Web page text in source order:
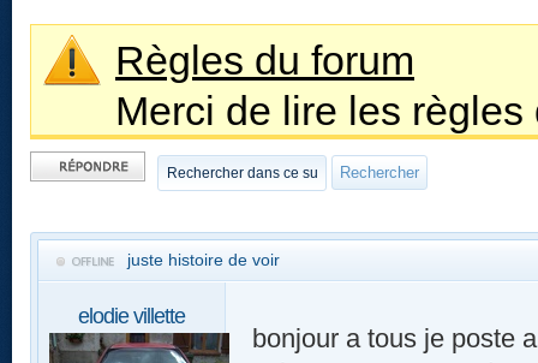
Règles du forum
Merci de lire les règles
Publier une
réponse
juste histoire de voir
elodie villette
bonjour a tous je poste